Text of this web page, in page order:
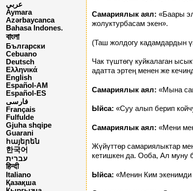
عربي
Aymara
Azərbaycanca
Bahasa Indones.
বাংলা
Български
Cebuano
Deutsch
Ελληνικά
English
Español-AM
Español-ES
فارسی
Français
Fulfulde
Gjuha shqipe
Guarani
հայերեն
한국어
עברית
हिन्दी
Italiano
Қазақша
Самариялык аял: «Баары
жолуктурбасам экен».
(Таш жолдогу кадамдардын
Чак түштөгү куйкалаган
адатта эртең менен же
Самариялык аял: «Мына
Ыйса: «Суу алып берип
Самариялык аял: «Мени
Жүйүттөр самариялыктар
кетишкен да. Ооба, Ал муну
Ыйса: «Менин Ким экенимди